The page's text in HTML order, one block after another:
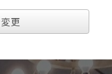
更